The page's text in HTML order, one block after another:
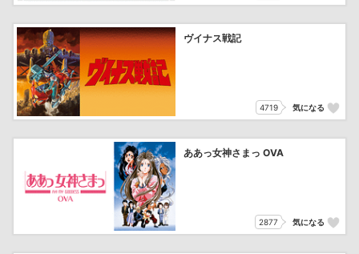
ヴイナス戦記
4719 気になる
ああっ女神さまっ OVA
2877 気になる